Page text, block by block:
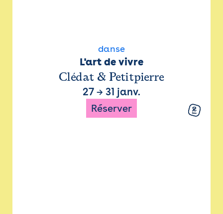
danse
L'art de vivre
Clédat & Petitpierre
27 → 31 janv.
Réserver